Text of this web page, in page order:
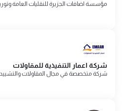
مؤسسة اضافات الجزيرة للنقليات العامة
شركة اعمار التنفيذية للمقاولات
شركة متخصصة في مجال المقاولات والتشييد